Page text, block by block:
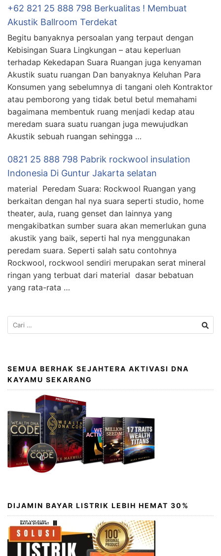
+62 821 25 888 798 Berkualitas ! Membuat
Akustik Ballroom Terdekat
Begitu banyaknya persoalan yang terpaut dengan
Kebisingan Suara Lingkungan – atau keperluan
terhadap Kekedapan Suara Ruangan juga kenyaman
Akustik suatu ruangan Dan banyaknya Keluhan Para
Konsumen yang sebelumnya di tangani oleh Kontraktor
atau pemborong yang tidak betul betul memahami
bagaimana membentuk ruang menjadi kedap atau
meredam suara suatu ruangan juga mewujudkan
Akustik sebuah ruangan sehingga …
0821 25 888 798 Pabrik rockwool insulation
Indonesia Di Guntur Jakarta selatan
material Peredam Suara: Rockwool Ruangan yang
berkaitan dengan hal nya suara seperti studio, home
theater, aula, ruang genset dan lainnya yang
mengakibatkan sumber suara akan memerlukan guna
akustik yang baik, seperti hal nya menggunakan
peredam suara. Seperti salah satu contohnya
Rockwool, rockwool sendiri merupakan serat mineral
ringan yang terbuat dari material dasar bebatuan
yang rata-rata …
SEMUA BERHAK SEJAHTERA AKTIVASI DNA
KAYAMU SEKARANG
DIJAMIN BAYAR LISTRIK LEBIH HEMAT 30%